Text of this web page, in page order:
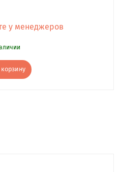
у менеджеров